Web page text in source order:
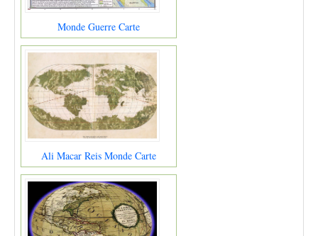
Monde Guerre Carte
Ali Macar Reis Monde Carte